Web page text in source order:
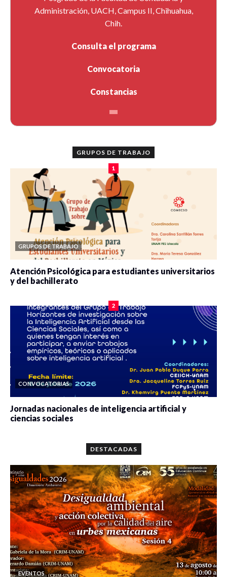
Administración, UACH, Campus II, Chihuahua,
Chih.
Consulta el programa
Convocatoria
Constancias
GRUPOS DE TRABAJO
1
GRUPOS DE TRABAJO
Atención Psicológica para estudiantes universitarios
y del bachillerato
2
CONVOCATORIAS
Jornadas nacionales de inteligencia artificial y
ciencias sociales
DESTACADAS
EVENTOS